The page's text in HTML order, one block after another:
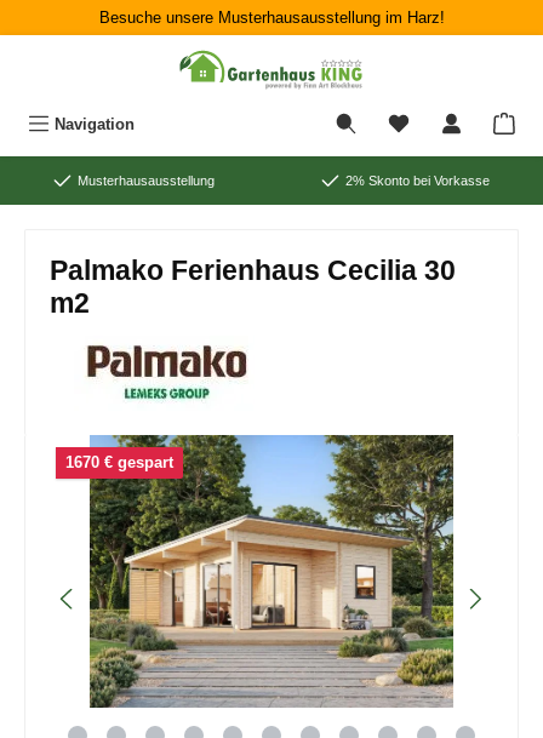
Zum Hauptinhalt springenBesuche unsere Musterhausausstellung im Harz!
Navigation
Musterhausausstellung 2% Skonto bei Vorkasse
Palmako Ferienhaus Cecilia 30
m2
Bildergalerie überspringen
1670 € gespart